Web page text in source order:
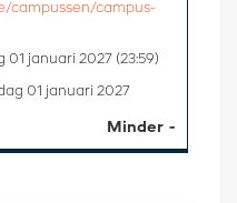
Minder
campussen/campus-
01 januari 2027 (23:59)
01 januari 2027